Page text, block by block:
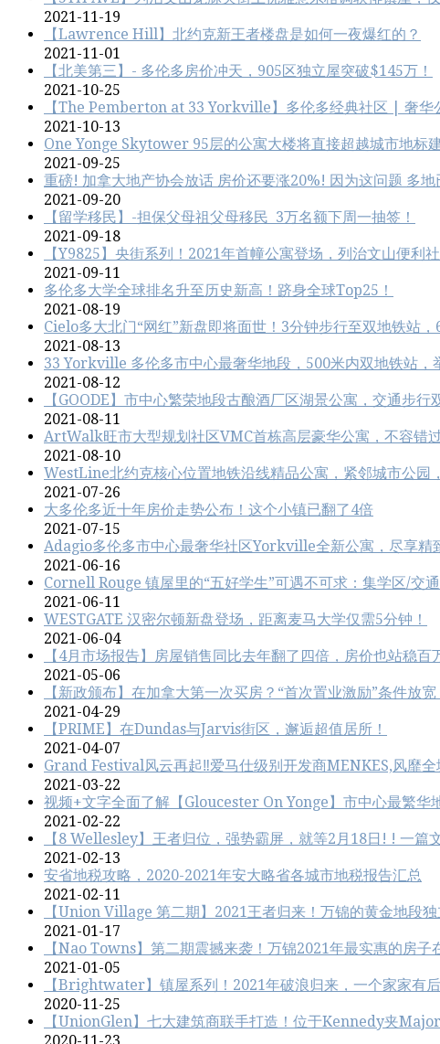
2021-11-19
【Lawrence Hill】北约克新王者楼盘是如何一夜爆红的？
2021-11-01
【北美第三】- 多伦多房价冲天，905区独立屋突破$145万！
2021-10-25
【The Pemberton at 33 Yorkville】多伦多经典社区 | 奢
2021-10-13
One Yonge Skytower 95层的公寓大楼将直接超越城市地标
2021-09-25
重磅! 加拿大地产协会放话 房价还要涨20%! 因为这问题 多地
2021-09-20
【留学移民】-担保父母祖父母移民 3万名额下周一抽签！
2021-09-18
【Y9825】央街系列！2021年首幢公寓登场，列治文山便利
2021-09-11
多伦多大学全球排名升至历史新高！跻身全球Top25！
2021-08-19
Cielo多大北门“网红”新盘即将面世！3分钟步行至双地铁站
2021-08-13
33 Yorkville 多伦多市中心最奢华地段，500米内双地铁站，
2021-08-12
【GOODE】市中心繁荣地段古酿酒厂区湖景公寓，交通步
2021-08-11
ArtWalk旺市大型规划社区VMC首栋高层豪华公寓，不容错过
2021-08-10
WestLine北约克核心位置地铁沿线精品公寓，紧邻城市公园
2021-07-26
大多伦多近十年房价走势公布！这个小镇已翻了4倍
2021-07-15
Adagio多伦多市中心最奢华社区Yorkville全新公寓，尽享
2021-06-16
Cornell Rouge 镇屋里的“五好学生”可遇不可求：集学区/交
2021-06-11
WESTGATE 汉密尔顿新盘登场，距离麦马大学仅需5分钟！
2021-06-04
【4月市场报告】房屋销售同比去年翻了四倍，房价也站稳百
2021-05-06
【新政颁布】在加拿大第一次买房？“首次置业激励”条件放宽
2021-04-29
【PRIME】在Dundas与Jarvis街区，邂逅超值居所！
2021-04-07
Grand Festival风云再起‼️爱马仕级别开发商MENKES,风靡全
2021-03-22
视频+文字全面了解【Gloucester On Yonge】市中心最繁华
2021-02-22
【8 Wellesley】王者归位，强势霸屏，就等2月18日! ! 一篇
2021-02-13
安省地税攻略，2020-2021年安大略省各城市地税报告汇总
2021-02-11
【Union Village 第二期】2021王者归来！万锦的黄金地段
2021-01-17
【Nao Towns】第二期震撼来袭！万锦2021年最实惠的房子
2021-01-05
【Brightwater】镇屋系列！2021年破浪归来，一个家家有
2020-11-25
【UnionGlen】七大建筑商联手打造！位于Kennedy夹